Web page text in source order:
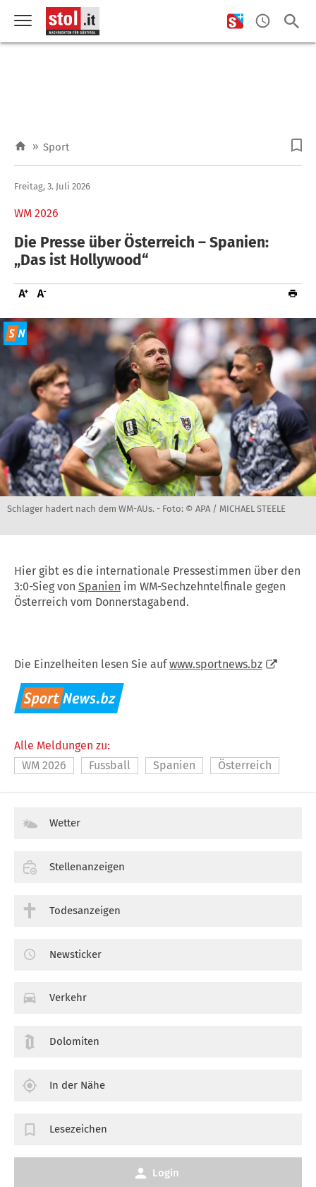
» Sport
WM 2026
Freitag, 3. Juli 2026
Die Presse über Österreich – Spanien:
„Das ist Hollywood“
Schlager hadert nach dem WM-AUs. - Foto: © APA / MICHAEL STEELE
Hier gibt es die internationale Pressestimmen über den
3:0-Sieg von Spanien im WM-Sechzehntelfinale gegen
Österreich vom Donnerstagabend.
Die Einzelheiten lesen Sie aufwww.sportnews.bz
Alle Meldungen zu:
WM 2026
Fussball Spanien Österreich
Wetter
Stellenanzeigen
Todesanzeigen
Newsticker
Verkehr
Dolomiten
In der Nähe
Lesezeichen
Login